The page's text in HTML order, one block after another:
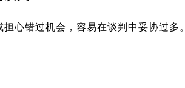
心错过机会，容易在谈判中妥协过多。